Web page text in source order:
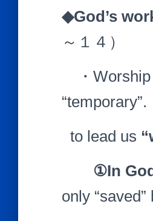
◆God’s
～１４）
・Worship
to lead us
①In
only